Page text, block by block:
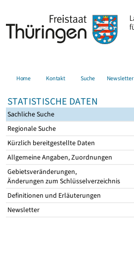
Home Kontakt Suche Newsletter
STATISTISCHE DATEN
Sachliche Suche
Regionale Suche
Kürzlich bereitgestellte Daten
Allgemeine Angaben, Zuordnungen
Gebietsveränderungen,
Änderungen zum Schlüsselverzeichnis
Definitionen und Erläuterungen
Newsletter